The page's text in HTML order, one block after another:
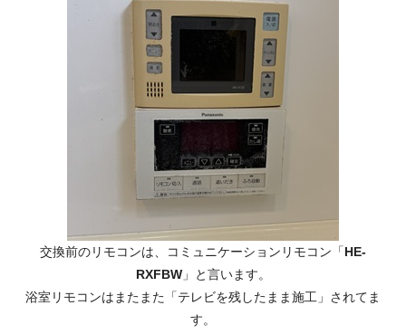
交換前のリモコンは、コミュニケーションリモコン「HE-
RXFBW」と言います。
浴室リモコンはまたまた「テレビを残したまま施工」されてま
す。